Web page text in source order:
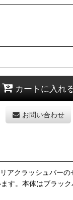
カートに入れ
お問い合わせ
クラッシュバー
す。本体はブラッ